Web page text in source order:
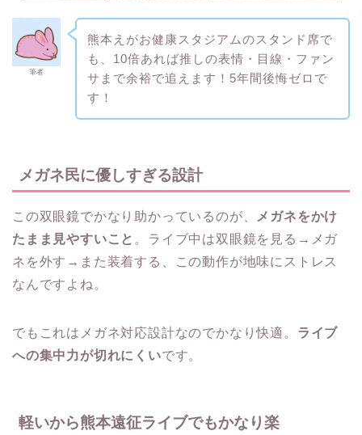
筆者
熊本えがお健康スタジアムのスタンド席で
も、10倍あれば推しの表情・目線・ファン
サまで余裕で追えます！5年間後悔ゼロで
す！
メガネ民に優しすぎる設計
この双眼鏡でかなり助かっているのが、 メガネをかけ
たまま見やすいこと 。ライブ中は双眼鏡を見る→メガ
ネを外す→また装着する、この動作が地味にストレス
なんですよね。
でもこれはメガネ対応設計なのでかなり快適。 ライブ
への集中力が切れにくいです。
軽いから熊本遠征ライブでもかなり楽